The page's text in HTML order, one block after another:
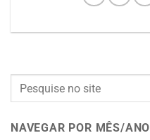
NAVEGAR POR MÊS/ANO